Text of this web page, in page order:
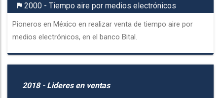
2000 - Tiempo aire por medios electrónicos
Pioneros en México en realizar venta de tiempo aire por
medios electrónicos, en el banco Bital.
2018 - Lideres en ventas